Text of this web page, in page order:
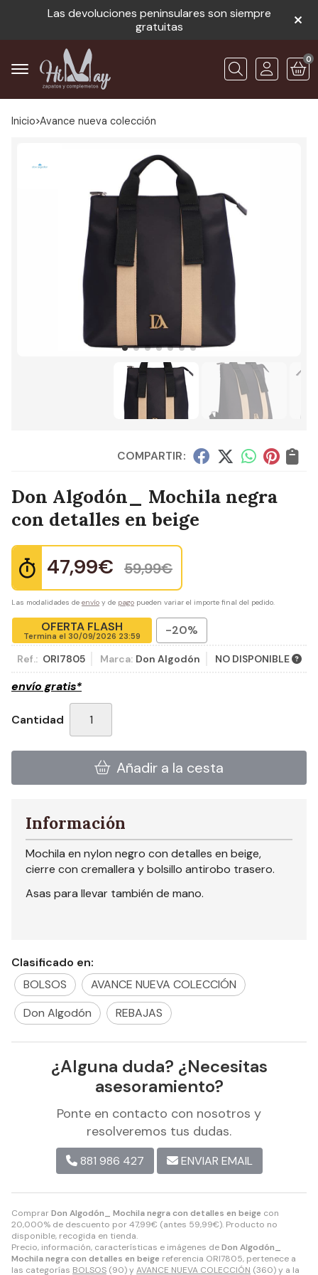
Las devoluciones peninsulares son siempre
gratuitas
Buscar
0
Inicio avance nueva colección
COMPARTIR:
Don Algodón_ Mochila negra
con detalles en beige
47,99€ 59,99€
Las modalidades de envío y de pago pueden variar el importe final del pedido.
OFERTA FLASH
Termina el 30/09/2026 23:59 -20%
Ref.: ORI7805 Marca: Don Algodón NO DISPONIBLE
envío gratis*
Cantidad
Añadir a la cesta
ComprarDon Algodón_ Mochila negra con detalles en beige con
20,000% de descuento por47,99€ (antes 59,99€). Producto no
disponible, recogida en tienda.
Precio, información, características e imágenes deDon Algodón_
Mochila negra con detalles en beige referencia ORI7805, pertenece a
las categorías BOLSOS (90) y AVANCE NUEVA COLECCIÓN (360) y a la
Información
Mochila en nylon negro con detalles en beige,
cierre con cremallera y bolsillo antirobo trasero.
Asas para llevar también de mano.
Clasificado en:
BOLSOS
AVANCE NUEVA COLECCIÓN
Don Algodón
REBAJAS
¿Alguna duda? ¿Necesitas
asesoramiento?
Ponte en contacto con nosotros y
resolveremos tus dudas.
881 986 427 ENVIAR EMAIL